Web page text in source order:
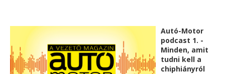
Autó-Motor
podcast 1. -
Minden, amit
tudni kell a
chiphiányról